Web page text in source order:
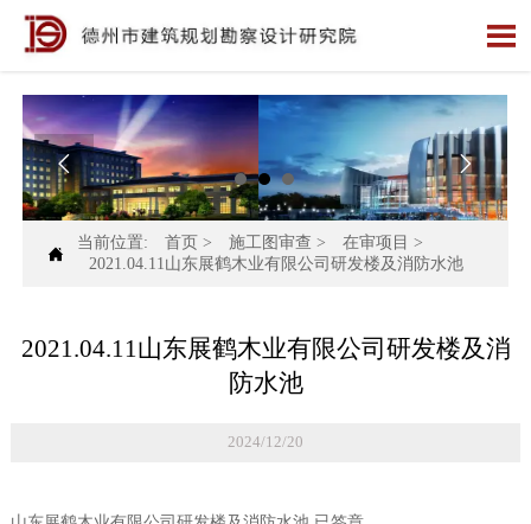

 

当前位置: 首页 > 施工图审查 > 在审项目 >
2021.04.11山东展鹤木业有限公司研发楼及消防水池
2021.04.11山东展鹤木业有限公司研发楼及消
防水池
2024/12/20